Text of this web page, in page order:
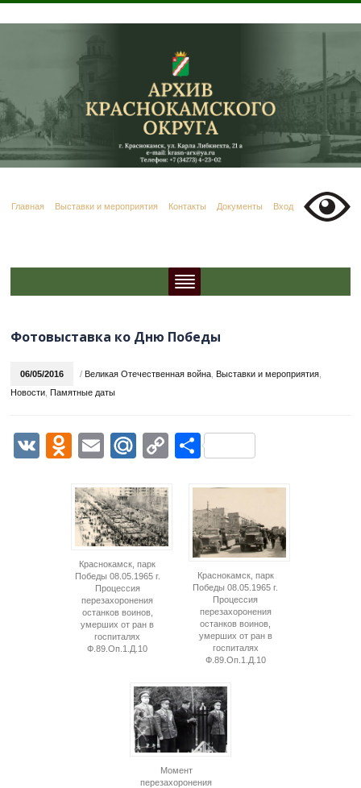
Главная Выставки и мероприятия Контакты Документы Вход
Фотовыставка ко Дню Победы
06/05/2016 / Великая Отечественная война Выставки и мероприятия
Новости ,Памятные даты
VK Odnoklassniki
EmailMail.Ru
CopyОтправить
Краснокамск, парк
Победы 08.05.1965 г.
Процессия
перезахоронения
останков воинов,
умерших от ран в
госпиталях
Ф.89.Оп.1.Д.10
Краснокамск, парк
Победы 08.05.1965 г.
Процессия
перезахоронения
останков воинов,
умерших от ран в
госпиталях
Ф.89.Оп.1.Д.10
Момент
перезахоронения